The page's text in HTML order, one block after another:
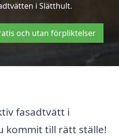
i Slätthult.
och utan förpliktelser
fasadtvätt i
kommit till rätt ställe!